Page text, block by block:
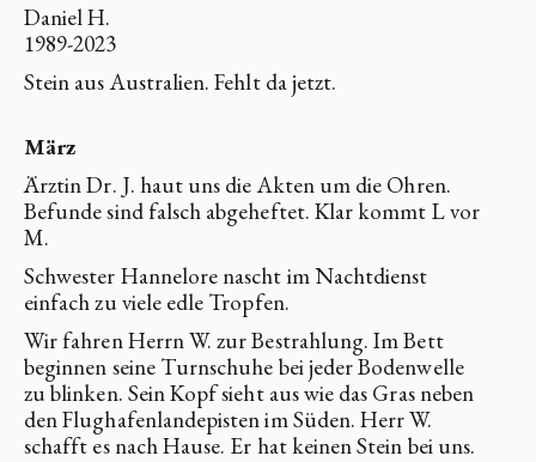
Daniel H.
1989-2023
Stein aus Australien. Fehlt da jetzt.
März
Ärztin Dr. J. haut uns die Akten um die Ohren.
Befunde sind falsch abgeheftet. Klar kommt L vor
M.
Schwester Hannelore nascht im Nachtdienst
einfach zu viele edle Tropfen.
Wir fahren Herrn W. zur Bestrahlung. Im Bett
beginnen seine Turnschuhe bei jeder Bodenwelle
zu blinken. Sein Kopf sieht aus wie das Gras neben
den Flughafenlandepisten im Süden. Herr W.
schafft es nach Hause. Er hat keinen Stein bei uns.